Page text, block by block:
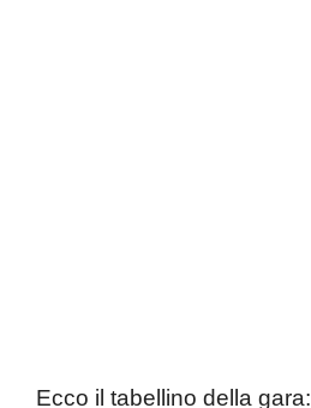
Ecco il tabellino della gara: